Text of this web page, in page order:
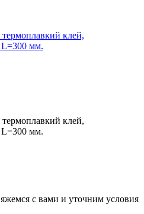
клей,
L=300 мм.
клей,
L=300 мм.
с вами и уточним условия